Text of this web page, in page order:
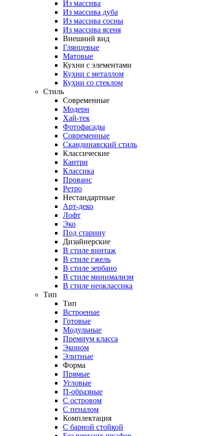
Из массива
Из массива дуба
Из массива сосны
Из массива ясеня
Внешний вид
Глянцевые
Матовые
Кухни с элементами
Кухни с металлом
Кухни со стеклом
Стиль
Современные
Модерн
Хай-тек
Фотофасады
Современные
Скандинавский стиль
Классические
Кантри
Классика
Прованс
Ретро
Нестандартные
Арт-деко
Лофт
Эко
Под старину
Дизайнерские
В стиле винтаж
В стиле гжель
В стиле зербано
В стиле минимализм
В стиле неоклассика
Тип
Тип
Встроеные
Готовые
Модульные
Премиум класса
Эконом
Элитные
Форма
Прямые
Угловые
П-образные
С островом
С пеналом
Комплектация
C барной стойкой